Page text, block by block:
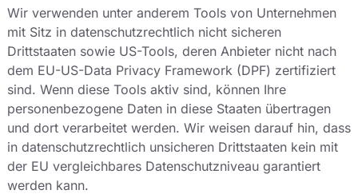
Wir verwenden unter anderem Tools von Unternehmen
mit Sitz in datenschutzrechtlich nicht sicheren
Drittstaaten sowie US-Tools, deren Anbieter nicht nach
dem EU-US-Data Privacy Framework (DPF) zertifiziert
sind. Wenn diese Tools aktiv sind, können Ihre
personenbezogene Daten in diese Staaten übertragen
und dort verarbeitet werden. Wir weisen darauf hin, dass
in datenschutzrechtlich unsicheren Drittstaaten kein mit
der EU vergleichbares Datenschutzniveau garantiert
werden kann.